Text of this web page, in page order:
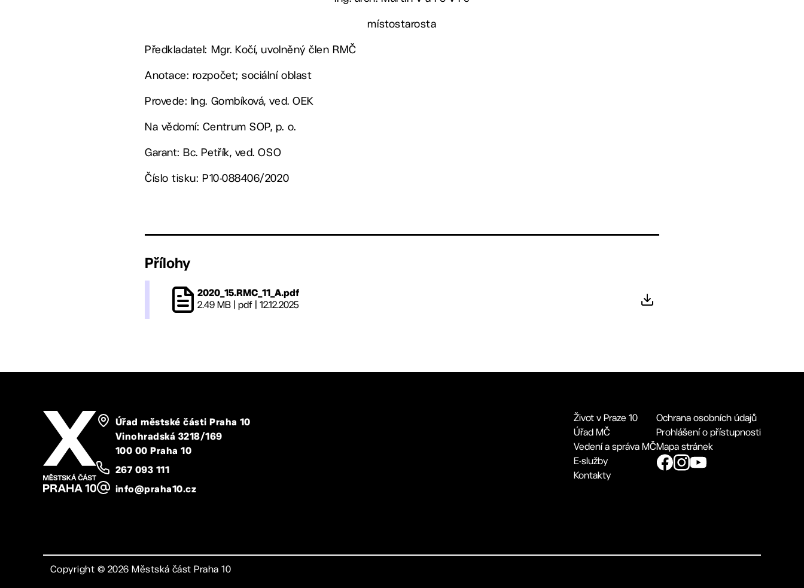
místostarosta
Předkladatel: Mgr. Kočí, uvolněný člen RMČ
Anotace: rozpočet; sociální oblast
Provede: Ing. Gombíková, ved. OEK
Na vědomí: Centrum SOP, p. o.
Garant: Bc. Petřík, ved. OSO
Číslo tisku: P10-088406/2020
Přílohy
2020_15.RMC_11_A.pdf
2.49 MB | pdf | 12.12.2025
Úřad městské části Praha 10
Vinohradská 3218/169
100 00 Praha 10
267 093 111
info@praha10.cz
Život v Praze 10
Úřad MČ
Vedení a správa MČ
E-služby
Kontakty
Ochrana osobních údajů
Prohlášení o přístupnosti
Mapa stránek
Copyright © 2026 Městská část Praha 10